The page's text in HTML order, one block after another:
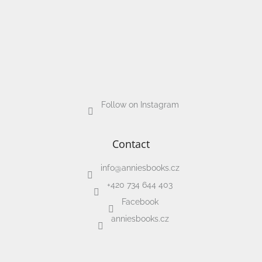
Follow on Instagram
Contact
info@anniesbooks.cz
+420 734 644 403
Facebook
anniesbooks.cz